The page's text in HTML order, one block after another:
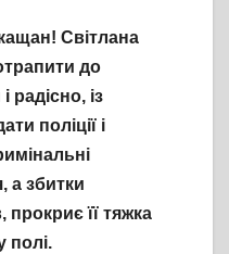
Світлана
до
радісно, із
поліції і
а збитки
її тяжка
полі.